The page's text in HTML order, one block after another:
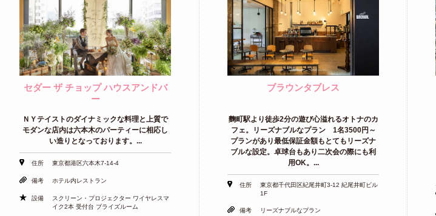
セダー ザ チョップ ハウスアンドバ
ー
ＮＹテイストのダイナミックな料理と上質で
モダンな店内は六本木のパーティーに相応し
い造りとなっております。...
住所 東京都港区六本木7-14-4
備考 ホテル内レストラン
設備
スクリーン・プロジェクター ワイヤレスマ
イク2本 受付台 ブライズルーム
ブラウンタブレス
麴町駅より徒歩2分の遊び心溢れるオトナのカ
フェ。リーズナブルなプラン 1名3500円～
プランがあり最低保証金額もとてもリーズナ
ブルな設定。卓球台もあり二次会の際にも利
用OK。...
住所
東京都千代田区紀尾井町3-12 紀尾井町ビル
1F
備考 リーズナブルなプラン